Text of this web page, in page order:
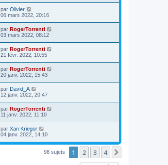
par Olivier
06 mars 2022, 20:16
par RogerTorrenti
03 mars 2022, 08:12
par RogerTorrenti
21 févr. 2022, 10:55
par RogerTorrenti
20 janv. 2022, 15:43
par David_A
12 janv. 2022, 20:47
par RogerTorrenti
11 janv. 2022, 11:10
par Xan Kriegor
04 janv. 2022, 14:10
98 sujets 1 2 3 4